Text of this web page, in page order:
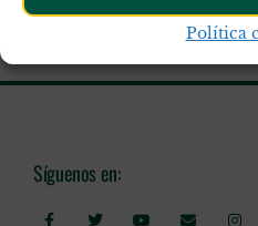
Política
Síguenos en: